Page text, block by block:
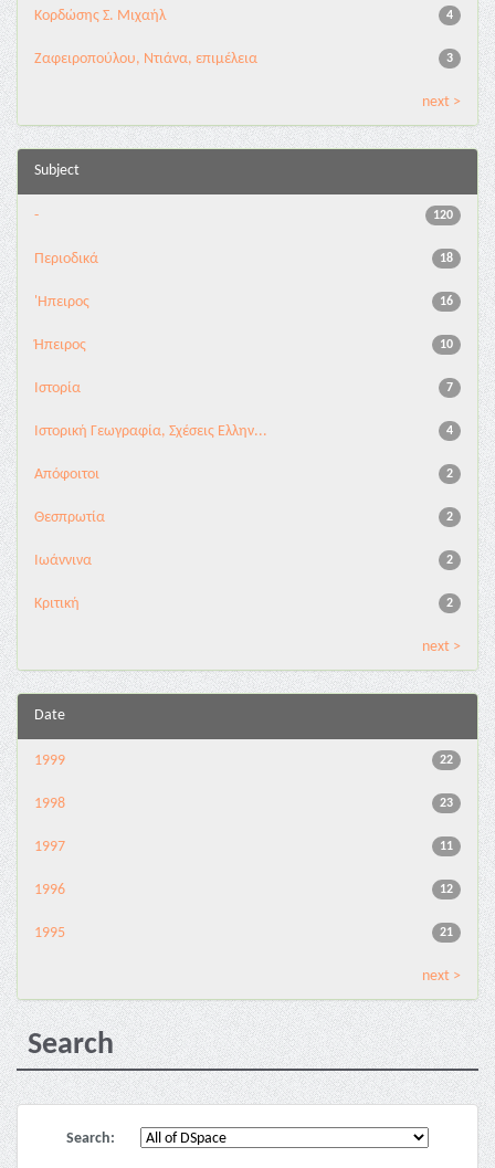
4
Κορδώσης Σ. Μιχαήλ
3
Ζαφειροπούλου, Ντιάνα, επιμέλεια
next >
Subject
120
-
18
Περιοδικά
16
'Ηπειρος
10
Ήπειρος
7
Ιστορία
4
Ιστορική Γεωγραφία, Σχέσεις Ελλην...
2
Απόφοιτοι
2
Θεσπρωτία
2
Ιωάννινα
2
Κριτική
next >
Date
22
1999
23
1998
11
1997
12
1996
21
1995
next >
Search
Search: